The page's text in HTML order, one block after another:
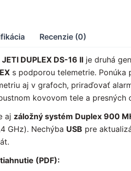
Recenzie (0)
JETI DUPLEX DS-16 II je druhá
s podporou telemetrie.
aj v grafoch, priraďovať
kovovom tele a presných
aj záložný systém Duplex 900
GHz). Nechýba USB pre
(PDF):